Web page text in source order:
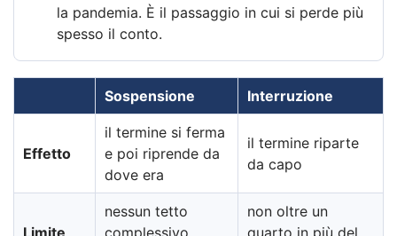
la pandemia. È il passaggio in cui si perde più
spesso il conto.
Sospensione Interruzione
Effetto
il termine si ferma
e poi riprende da
dove era
il termine riparte
da capo
Limite
nessun tetto
complessivo
non oltre un
quarto in più del